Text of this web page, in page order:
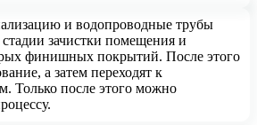
и водопроводные трубы
зачистки помещения и
финишных покрытий. После этого
а затем переходят к
Только после этого можно